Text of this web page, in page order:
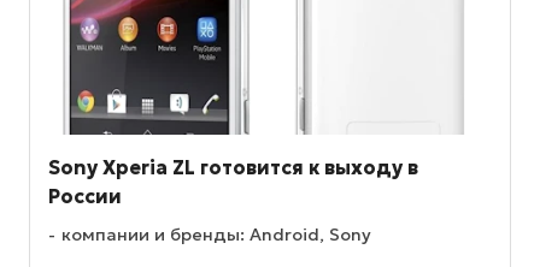
Sony Xperia ZL готовится к выходу в
России
компании и бренды: Android, Sony